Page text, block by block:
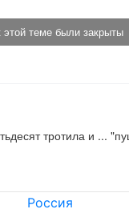
теме были закрыты
тротила и ...
Россия